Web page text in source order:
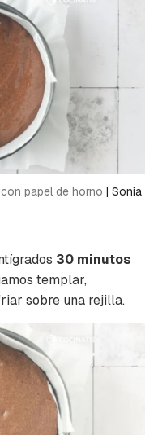
papel de horno | Sonia
30 minutos
templar,
sobre una rejilla.